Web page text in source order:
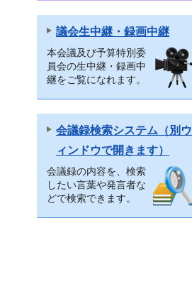
議会生中継・録画中継
本会議及び予算特別委
員会の生中継・録画中
継をご覧になれます。
会議録検索システム（別ウ
ィンドウで開きます）
会議録の内容を、検索
したい言葉や発言者な
どで検索できます。